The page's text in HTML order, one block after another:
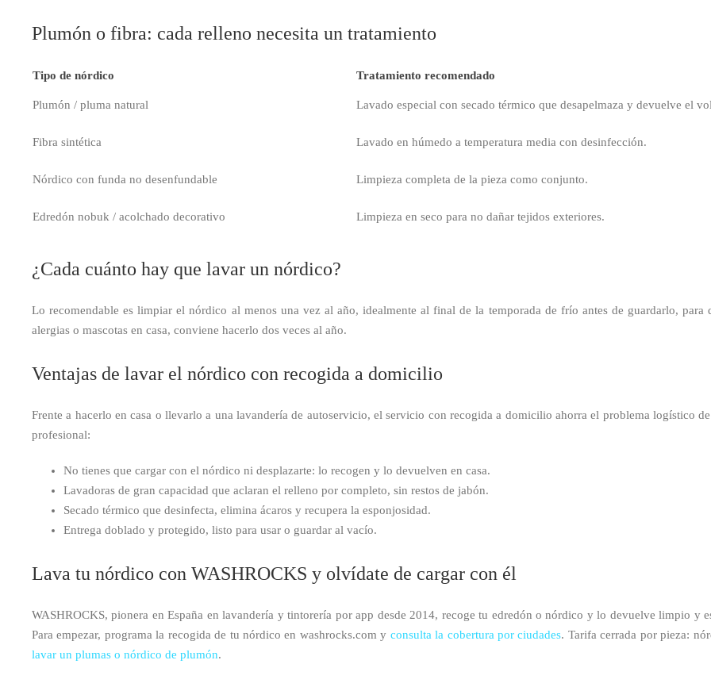
Plumón o fibra: cada relleno necesita un tratamiento
Tipo de nórdico Tratamiento recomendado
Plumón / pluma natural Lavado especial con secado térmico que desapelmaza y devuelve el
Fibra sintética Lavado en húmedo a temperatura media con desinfección.
Nórdico con funda no desenfundable Limpieza completa de la pieza como conjunto.
Edredón nobuk / acolchado decorativo Limpieza en seco para no dañar tejidos exteriores.
¿Cada cuánto hay que lavar un nórdico?
Lo recomendable es limpiar el nórdico al menos una vez al año, idealmente al final de la temporada de frío antes de guardarlo, para
alergias o mascotas en casa, conviene hacerlo dos veces al año.
Ventajas de lavar el nórdico con recogida a domicilio
Frente a hacerlo en casa o llevarlo a una lavandería de autoservicio, el servicio con recogida a domicilio ahorra el problema logístico
profesional:
No tienes que cargar con el nórdico ni desplazarte: lo recogen y lo devuelven en casa.
Lavadoras de gran capacidad que aclaran el relleno por completo, sin restos de jabón.
Secado térmico que desinfecta, elimina ácaros y recupera la esponjosidad.
Entrega doblado y protegido, listo para usar o guardar al vacío.
Lava tu nórdico con WASHROCKS y olvídate de cargar con él
WASHROCKS, pionera en España en lavandería y tintorería por app desde 2014, recoge tu edredón o nórdico y lo devuelve limpio y
Para empezar, programa la recogida de tu nórdico en washrocks.com y consulta la cobertura por ciudades. Tarifa cerrada por pieza:
lavar un plumas o nórdico de plumón.